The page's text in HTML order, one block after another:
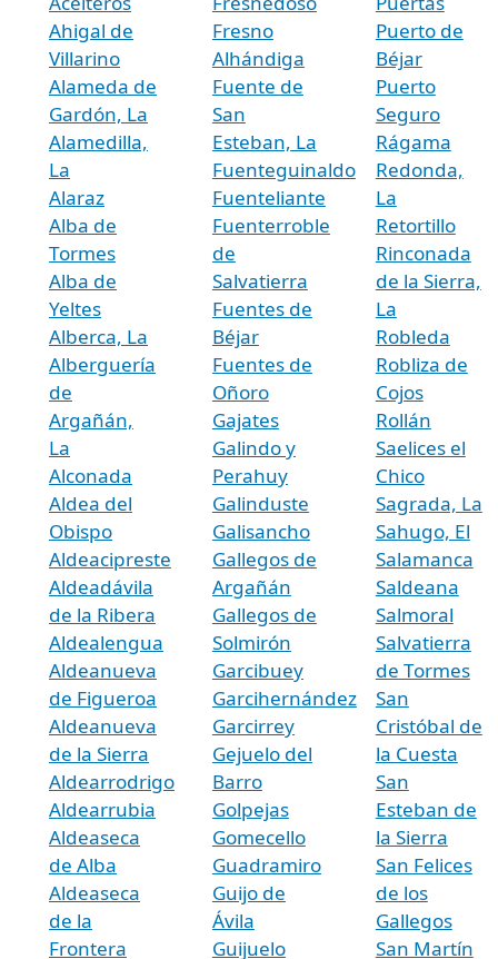
Ahigal de
Villarino
Alameda de
Gardón, La
Alamedilla,
La
Alaraz
Alba de
Tormes
Alba de
Yeltes
Alberca, La
Alberguería
de
Argañán,
La
Alconada
Aldea del
Obispo
Aldeacipreste
Aldeadávila
de la Ribera
Aldealengua
Aldeanueva
de Figueroa
Aldeanueva
de la Sierra
Aldearrodrigo
Aldearrubia
Aldeaseca
de Alba
Aldeaseca
de la
Frontera
Fresno
Alhándiga
Fuente de
San
Esteban, La
Fuenteguinaldo
Fuenteliante
Fuenterroble
de
Salvatierra
Fuentes de
Béjar
Fuentes de
Oñoro
Gajates
Galindo y
Perahuy
Galinduste
Galisancho
Gallegos de
Argañán
Gallegos de
Solmirón
Garcibuey
Garcihernández
Garcirrey
Gejuelo del
Barro
Golpejas
Gomecello
Guadramiro
Guijo de
Ávila
Guijuelo
Puerto de
Béjar
Puerto
Seguro
Rágama
Redonda,
La
Retortillo
Rinconada
de la Sierra,
La
Robleda
Robliza de
Cojos
Rollán
Saelices el
Chico
Sagrada, La
Sahugo, El
Salamanca
Saldeana
Salmoral
Salvatierra
de Tormes
San
Cristóbal de
la Cuesta
San
Esteban de
la Sierra
San Felices
de los
Gallegos
San Martín